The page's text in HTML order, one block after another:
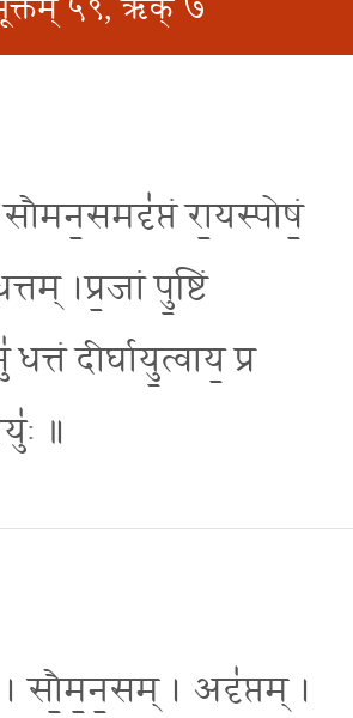
५९, ऋक् ७
सौमन॒समदृ॑प्तं रा॒यस्पोषं॒
।प्र॒जां पु॒ष्टिं
दीर्घायु॒त्वाय॒ प्र
॥
। सौ॒म॒न॒सम् । अदृ॑प्तम् ।